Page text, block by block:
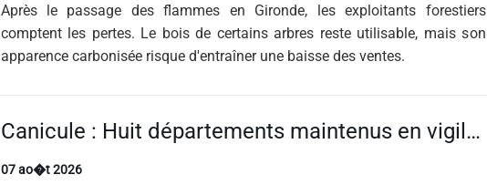
Après le passage des flammes en Gironde, les exploitants forestiers
comptent les pertes. Le bois de certains arbres reste utilisable, mais son
apparence carbonisée risque d'entraîner une baisse des ventes.
Canicule : Huit départements maintenus en vigilance orange, des pointes à 40 °C possibles dans le Var
07 ao�t 2026